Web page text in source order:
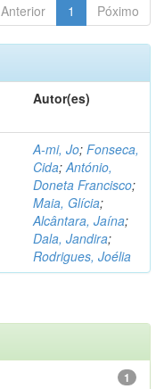
Anterior 1 Póximo
Autor(es)
A-mi, Jo; Fonseca,
Cida;António,
Doneta Francisco;
Maia, Glícia;
Alcântara, Jaína;
Dala, Jandira;
Rodrigues, Joélia
1